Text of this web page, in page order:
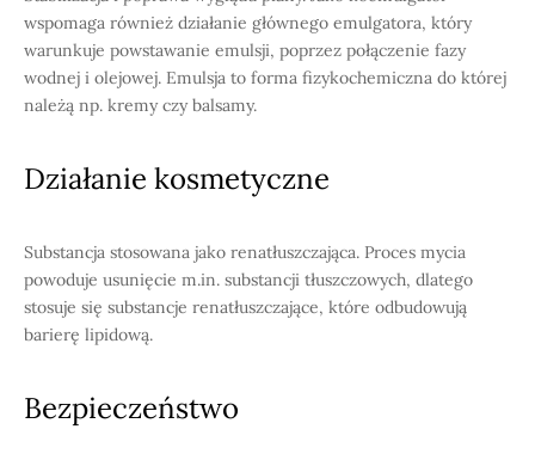
wspomaga również działanie głównego emulgatora, który
warunkuje powstawanie emulsji, poprzez połączenie fazy
wodnej i olejowej. Emulsja to forma fizykochemiczna do której
należą np. kremy czy balsamy.
Działanie kosmetyczne
Substancja stosowana jako renatłuszczająca. Proces mycia
powoduje usunięcie m.in. substancji tłuszczowych, dlatego
stosuje się substancje renatłuszczające, które odbudowują
barierę lipidową.
Bezpieczeństwo